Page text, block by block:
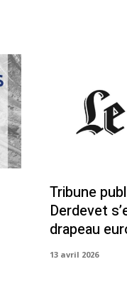
Tribune
Derdevet
drapeau
13 avril 2026